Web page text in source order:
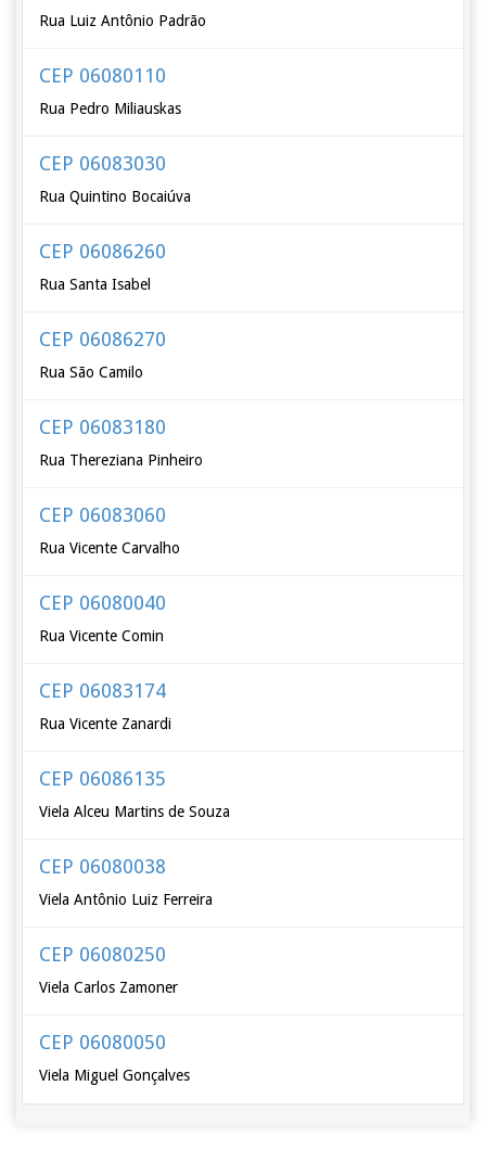
Rua Luiz Antônio Padrão
CEP 06080110
Rua Pedro Miliauskas
CEP 06083030
Rua Quintino Bocaiúva
CEP 06086260
Rua Santa Isabel
CEP 06086270
Rua São Camilo
CEP 06083180
Rua Thereziana Pinheiro
CEP 06083060
Rua Vicente Carvalho
CEP 06080040
Rua Vicente Comin
CEP 06083174
Rua Vicente Zanardi
CEP 06086135
Viela Alceu Martins de Souza
CEP 06080038
Viela Antônio Luiz Ferreira
CEP 06080250
Viela Carlos Zamoner
CEP 06080050
Viela Miguel Gonçalves